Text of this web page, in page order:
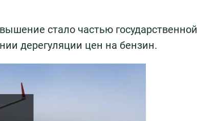
стало частью государственной
дерегуляции цен на бензин.